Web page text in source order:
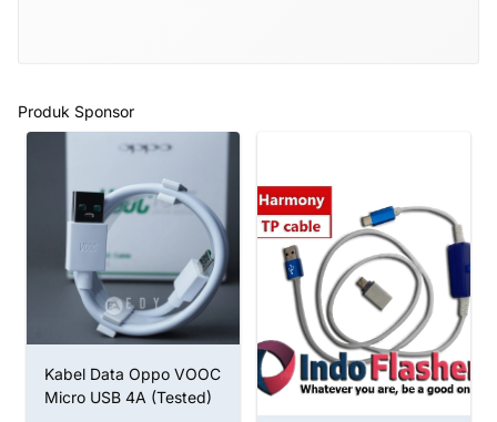
Produk Sponsor
Kabel Data Oppo VOOC
Micro USB 4A (Tested)